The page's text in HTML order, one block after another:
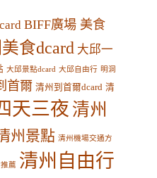
BIFF廣場 美食
食dcard 大邱一
大邱景點dcard 大邱自由行 明洞
首爾 清州到首爾dcard 清
天三夜 清州
州景點 清州機場交通方
薦 清州自由行